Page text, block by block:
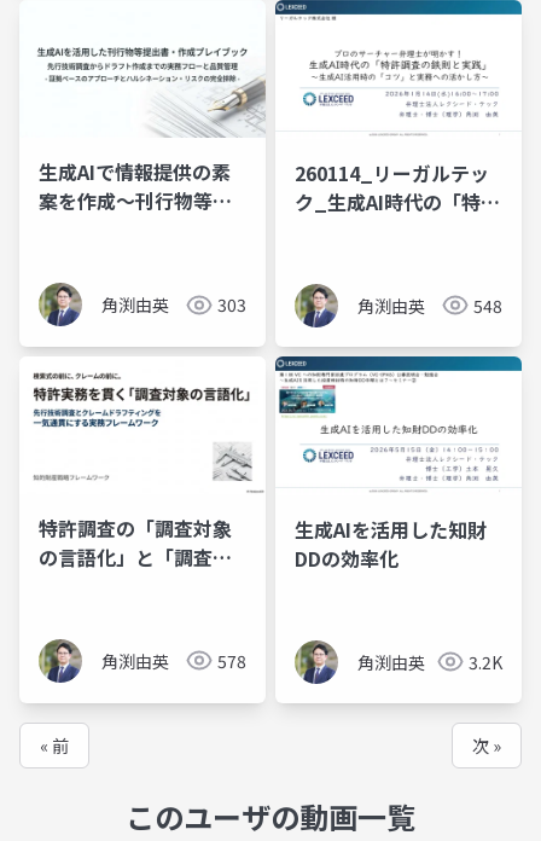
生成AIで情報提供の素
案を作成～刊行物等提
角渕由英 303
260114_リーガルテッ
ク_生成AI時代の「特許
角渕由英 548
特許調査の「調査対象
の言語化」と「調査観
角渕由英 578
生成AIを活用した知財
DDの効率化
角渕由英 3.2K
« 前 次 »
このユーザの動画一覧